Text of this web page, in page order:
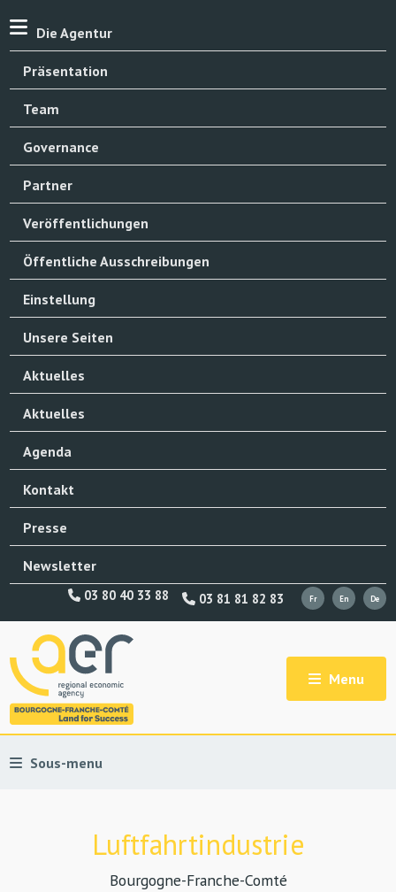
Die Agentur
Präsentation
Team
Governance
Partner
Veröffentlichungen
Öffentliche Ausschreibungen
Einstellung
Unsere Seiten
Aktuelles
Aktuelles
Agenda
Kontakt
Presse
Newsletter
03 81 81 82 83
03 80 40 33 88
Menu
Sous-menu
Luftfahrtindustrie
Bourgogne-Franche-Comté